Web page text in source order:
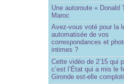
Une autoroute « Donald
Maroc
Avez-vous voté pour la
automatisée de vos
correspondances et
intimes ?
Cette vidéo de 2’15 qui
c’est l’État qui a mis le
Gironde est-elle